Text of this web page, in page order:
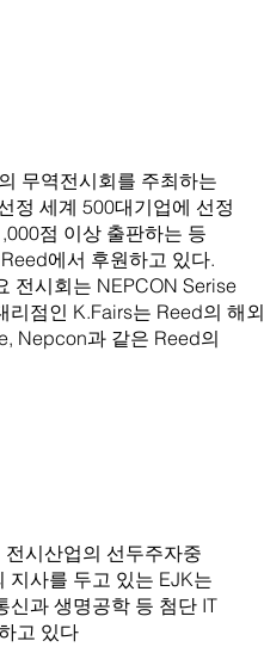
무역전시회를 주최하는
정 세계 500대기업에 선정
점 이상 출판하는 등
에서 후원하고 있다.
전시회는 NEPCON Serise
점인 K.Fairs는 Reed의 해외
Nepcon과 같은 Reed의
시산업의 선두주자중
지사를 두고 있는 EJK는
신과 생명공학 등 첨단 IT
고 있다